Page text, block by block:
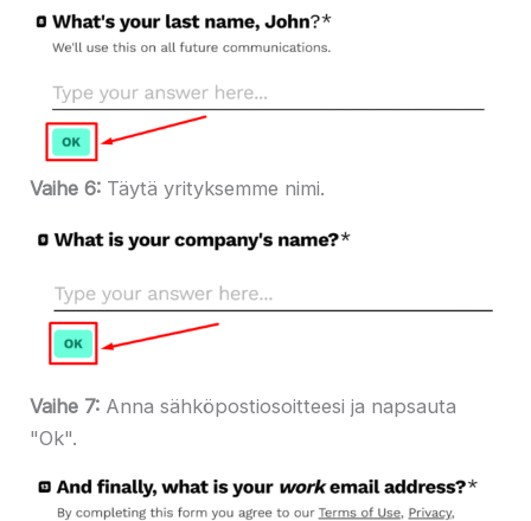
Vaihe 6: Täytä yrityksemme nimi.
Vaihe 7: Anna sähköpostiosoitteesi ja napsauta
"Ok".